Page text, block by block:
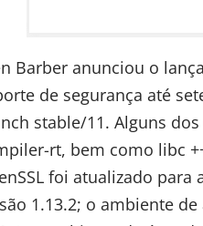
Barber anunciou o
de segurança até
stable/11. Alguns
rt, bem como libc
foi atualizado
1.13.2; o ambiente